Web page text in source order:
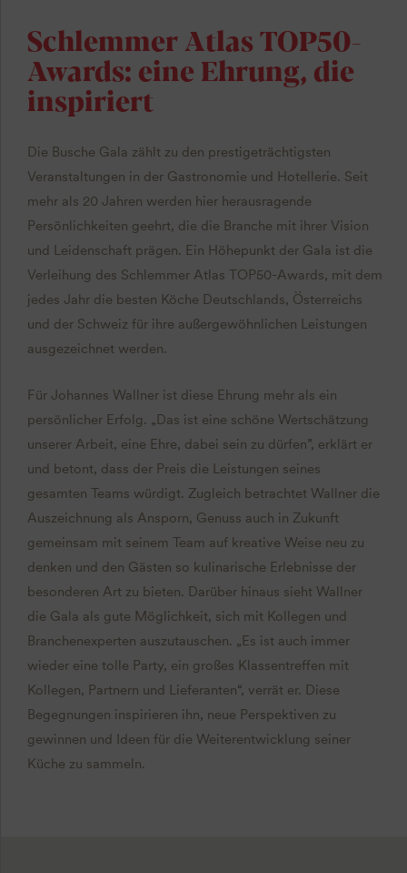
Schlemmer Atlas TOP50-
Awards: eine Ehrung, die
inspiriert
Die Busche Gala zählt zu den prestigeträchtigsten
Veranstaltungen in der Gastronomie und Hotellerie. Seit
mehr als 20 Jahren werden hier herausragende
Persönlichkeiten geehrt, die die Branche mit ihrer Vision
und Leidenschaft prägen. Ein Höhepunkt der Gala ist die
Verleihung des Schlemmer Atlas TOP50-Awards, mit dem
jedes Jahr die besten Köche Deutschlands, Österreichs
und der Schweiz für ihre außergewöhnlichen Leistungen
ausgezeichnet werden.
Für Johannes Wallner ist diese Ehrung mehr als ein
persönlicher Erfolg. „Das ist eine schöne Wertschätzung
unserer Arbeit, eine Ehre, dabei sein zu dürfen”, erklärt er
und betont, dass der Preis die Leistungen seines
gesamten Teams würdigt. Zugleich betrachtet Wallner die
Auszeichnung als Ansporn, Genuss auch in Zukunft
gemeinsam mit seinem Team auf kreative Weise neu zu
denken und den Gästen so kulinarische Erlebnisse der
besonderen Art zu bieten. Darüber hinaus sieht Wallner
die Gala als gute Möglichkeit, sich mit Kollegen und
Branchenexperten auszutauschen. „Es ist auch immer
wieder eine tolle Party, ein großes Klassentreffen mit
Kollegen, Partnern und Lieferanten“, verrät er. Diese
Begegnungen inspirieren ihn, neue Perspektiven zu
gewinnen und Ideen für die Weiterentwicklung seiner
Küche zu sammeln.